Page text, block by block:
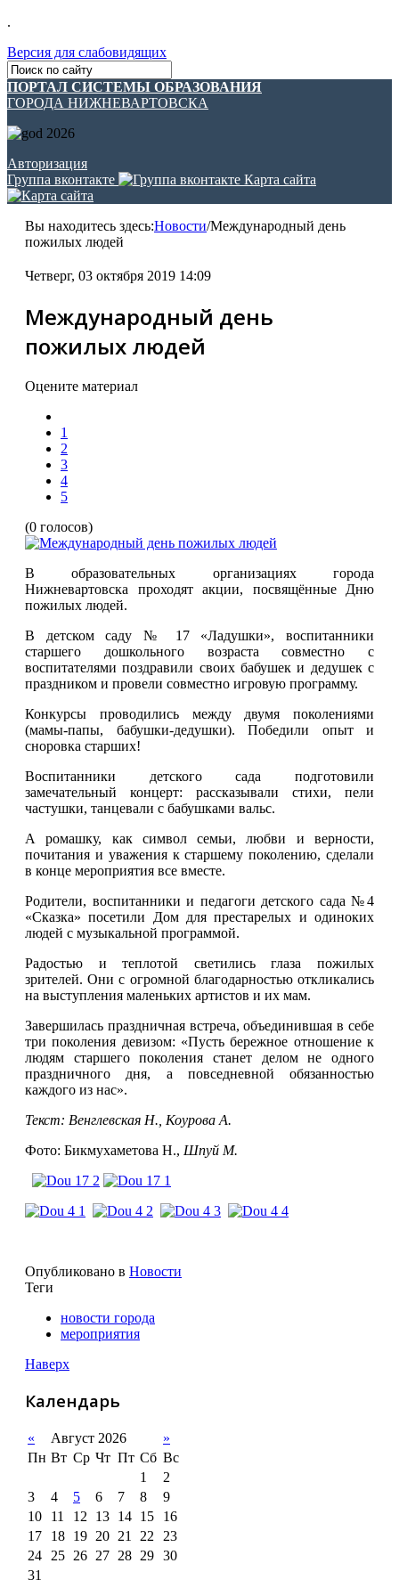
.
Версия для слабовидящих
ПОРТАЛ СИСТЕМЫ ОБРАЗОВАНИЯ
ГОРОДА НИЖНЕВАРТОВСКА
Авторизация
Группа вконтакте
Карта сайта
Вы находитесь здесь:Новости/Международный день
пожилых людей
Четверг, 03 октября 2019 14:09
Международный день
пожилых людей
Оцените материал
1
2
3
4
5
(0 голосов)
В образовательных организациях города
Нижневартовска проходят акции, посвящённые Дню
пожилых людей.
В детском саду № 17 «Ладушки», воспитанники
старшего дошкольного возраста совместно с
воспитателями поздравили своих бабушек и дедушек с
праздником и провели совместно игровую программу.
Конкурсы проводились между двумя поколениями
(мамы-папы, бабушки-дедушки). Победили опыт и
сноровка старших!
Воспитанники детского сада подготовили
замечательный концерт: рассказывали стихи, пели
частушки, танцевали с бабушками вальс.
А ромашку, как символ семьи, любви и верности,
почитания и уважения к старшему поколению, сделали
в конце мероприятия все вместе.
Родители, воспитанники и педагоги детского сада №4
«Сказка» посетили Дом для престарелых и одиноких
людей с музыкальной программой.
Радостью и теплотой светились глаза пожилых
зрителей. Они с огромной благодарностью откликались
на выступления маленьких артистов и их мам.
Завершилась праздничная встреча, объединившая в себе
три поколения девизом: «Пусть бережное отношение к
людям старшего поколения станет делом не одного
праздничного дня, а повседневной обязанностью
каждого из нас».
Текст: Венглевская Н., Коурова А.
Фото: Бикмухаметова Н., Шпуй М.
Опубликовано в Новости
Теги
новости города
мероприятия
Наверх
Календарь
« Август 2026
»
Пн Вт Ср Чт Пт Сб Вс
1
2
3
4 5 6 7 8
9
10
11 12 13 14 15
16
17
18 19 20 21 22
23
24
25 26 27 28 29 30
31